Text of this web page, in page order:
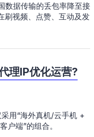
数据传输的丢包率降至接
刷视频、点赞、互动及发
理IP优化运营?
用“海外真机/云手机 +
户端”的组合。